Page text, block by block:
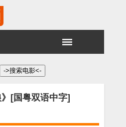
[国粤双语中字]